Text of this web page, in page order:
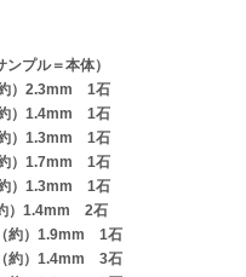
プル＝本体）
約）2.3mm 1石
約）1.4mm 1石
約）1.3mm 1石
約）1.7mm 1石
約）1.3mm 1石
）1.4mm 2石
約）1.9mm 1石
約）1.4mm 3石